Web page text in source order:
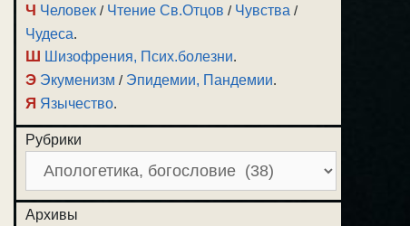
Ч Человек / Чтение Св.Отцов / Чувства /
Чудеса.
Ш Шизофрения, Псих.болезни.
Э Экуменизм / Эпидемии, Пандемии.
Я Язычество.
Рубрики
Архивы